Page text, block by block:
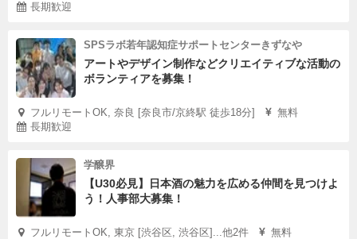
長期歓迎
SPSラボ若年認知症サポートセンターきずなや
アートやデザイン制作などクリエイティブな活動の
ボランティアを募集！
フルリモートOK, 奈良 [奈良市/京終駅 徒歩18分]
無料
長期歓迎
学醸界
【U30必見】日本酒の魅力を広める仲間を見つけよ
う！人事部大募集！
フルリモートOK, 東京 [渋谷区, 渋谷区]...他2件
無料